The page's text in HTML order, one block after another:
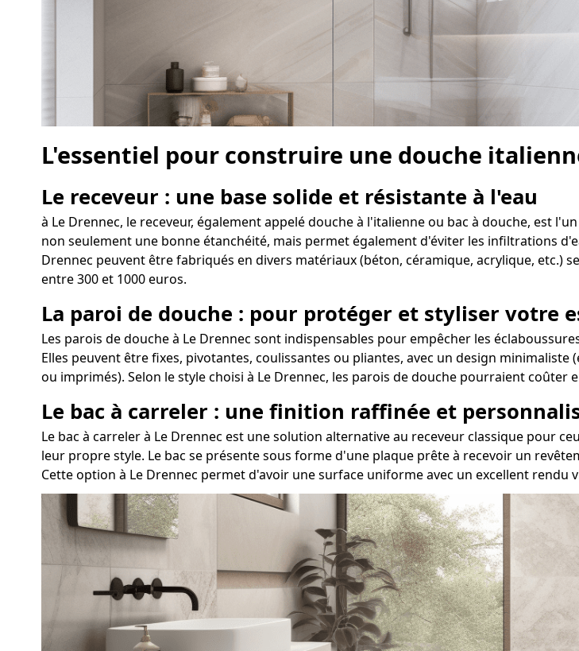
L'essentiel pour construire une douche
Le receveur : une base solide et résistante à l'eau
à Le Drennec, le receveur, également appelé douche à l'italienne ou bac à douche, est
non seulement une bonne étanchéité, mais permet également d'éviter les infiltrations
Drennec peuvent être fabriqués en divers matériaux (béton, céramique, acrylique, etc.)
entre 300 et 1000 euros.
La paroi de douche : pour protéger et styliser votre
Les parois de douche à Le Drennec sont indispensables pour empêcher les
Elles peuvent être fixes, pivotantes, coulissantes ou pliantes, avec un design
ou imprimés). Selon le style choisi à Le Drennec, les parois de douche pourraient coûter
Le bac à carreler : une finition raffinée et
Le bac à carreler à Le Drennec est une solution alternative au receveur classique pour
leur propre style. Le bac se présente sous forme d'une plaque prête à recevoir un
Cette option à Le Drennec permet d'avoir une surface uniforme avec un excellent rendu